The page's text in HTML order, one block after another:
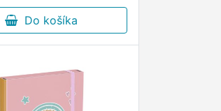
dieťaťa.
Do košíka